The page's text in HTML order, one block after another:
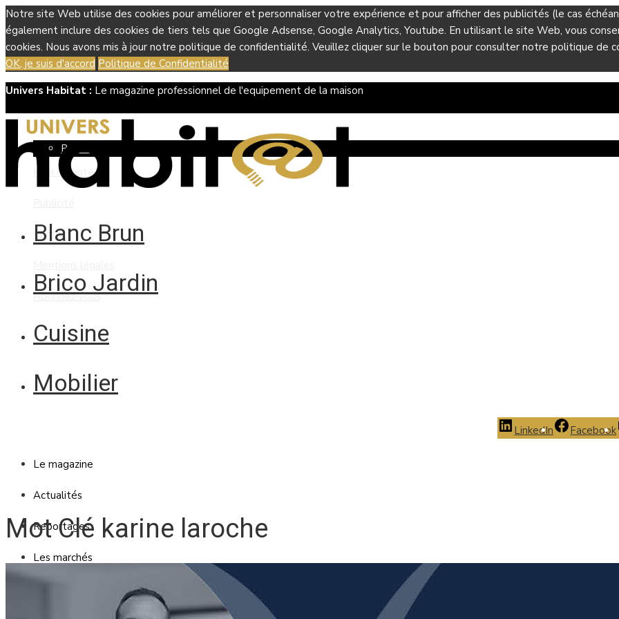
Notre site Web utilise des cookies pour améliorer et personnaliser votre expérience et pour afficher des publicités (le cas
également inclure des cookies de tiers tels que Google Adsense, Google Analytics, Youtube. En utilisant le site Web, vous
cookies. Nous avons mis à jour notre politique de confidentialité. Veuillez cliquer sur le bouton pour consulter notre politique de
OK, je suis d'accord Politique de Confidentialité
Univers Habitat : Le magazine professionnel de l'equipement de la maison
Boutique
Panier
Mon compte
Contact
Abonnez-vous
Blanc Brun
Brico Jardin
Cuisine
Mobilier
LinkedIn Facebook
Le magazine
Actualités
Reportages
Les marchés
Mot Clé karine laroche